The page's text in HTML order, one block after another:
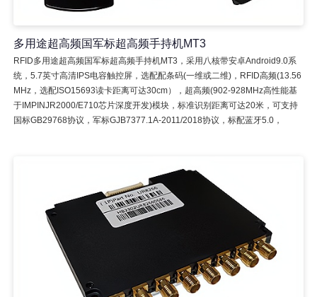
多用途超高频国军标超高频手持机MT3
RFID多用途超高频国军标超高频手持机MT3，采用八核带安卓Android9.0系
统，5.7英寸高清IPS电容触控屏，选配配条码(一维或二维)，RFID高频(13.56
MHz，选配ISO15693读卡距离可达30cm），超高频(902-928MHz高性能基
于IMPINJR2000/E710芯片深度开发)模块，标准识别距离可达20米，可支持
国标GB29768协议，军标GJB7377.1A-2011/2018协议，标配蓝牙5.0，